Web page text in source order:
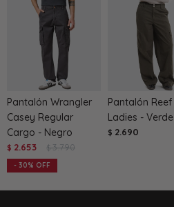
Pantalón Wrangler
Casey Regular
Cargo - Negro
$ 2.653 $ 3.790
30
Pantalón Reef
Ladies - Verde
$ 2.690